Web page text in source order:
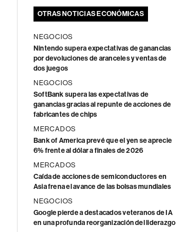
OTRAS NOTICIAS ECONÓMICAS
NEGOCIOS
Nintendo supera expectativas de ganancias
por devoluciones de aranceles y ventas de
dos juegos
NEGOCIOS
SoftBank supera las expectativas de
ganancias gracias al repunte de acciones de
fabricantes de chips
MERCADOS
Bank of America prevé que el yen se aprecie
6% frente al dólar a finales de 2026
MERCADOS
Caída de acciones de semiconductores en
Asia frena el avance de las bolsas mundiales
NEGOCIOS
Google pierde a destacados veteranos de IA
en una profunda reorganización del liderazgo